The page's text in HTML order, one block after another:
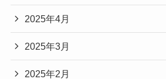
2025年4月
2025年3月
2025年2月